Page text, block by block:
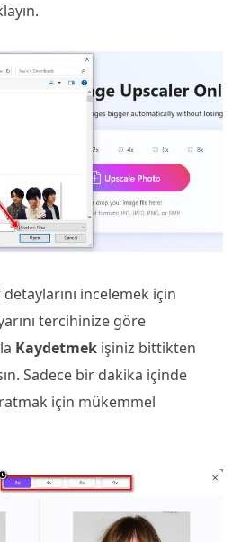
incelemek için
tercihinize göre
Kaydetmek işiniz bittikten
Sadece bir dakika içinde
için mükemmel